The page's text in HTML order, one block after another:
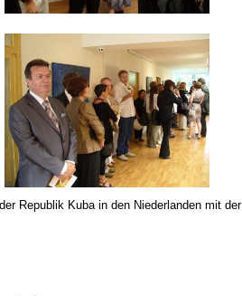
Republik Kuba in den Niederlanden mit der